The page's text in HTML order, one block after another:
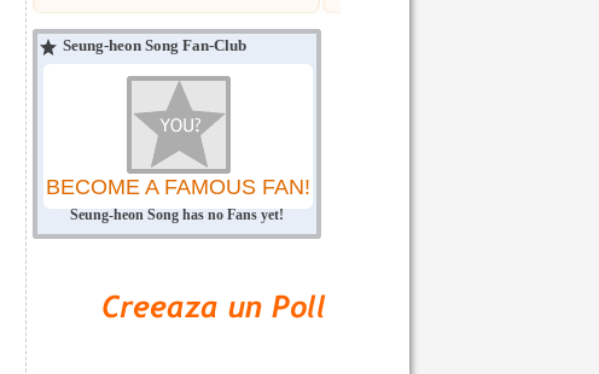
Seung-heon Song Fan-Club
BECOME A FAMOUS FAN!
Seung-heon Song has no Fans yet!